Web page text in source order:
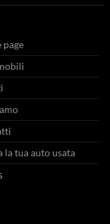
page
la tua auto usata